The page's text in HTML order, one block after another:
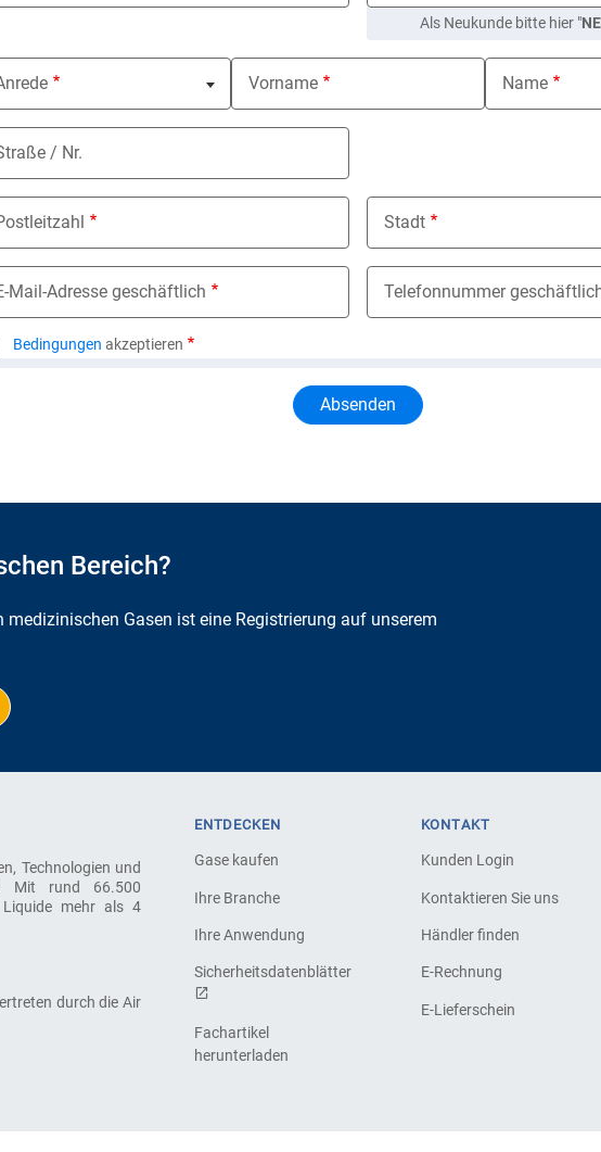
Als Neukunde bitte hier "
selected Vorname Name
/ Nr.
Stadt
Mail-Adresse geschäftlich Telefonnummer
Bedingungen akzeptieren
Bereich?
medizinischen Gasen ist eine Registrierung auf unserem
Technologien und
Mit rund 66.500
mehr als 4
durch die Air
ENTDECKEN
Gase kaufen
Ihre Branche
Ihre Anwendung
Sicherheitsdatenblätter
Fachartikel
herunterladen
KONTAKT
Kunden Login
Kontaktieren Sie uns
Händler finden
E-Rechnung
E-Lieferschein